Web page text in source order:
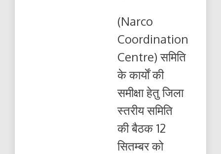
बैठक
सितम्बर
(Narco
Coordination
Centre) समिति
के कार्याें की
समीक्षा हेतु जिला
स्तरीय समिति
की बैठक 12
सितम्बर को